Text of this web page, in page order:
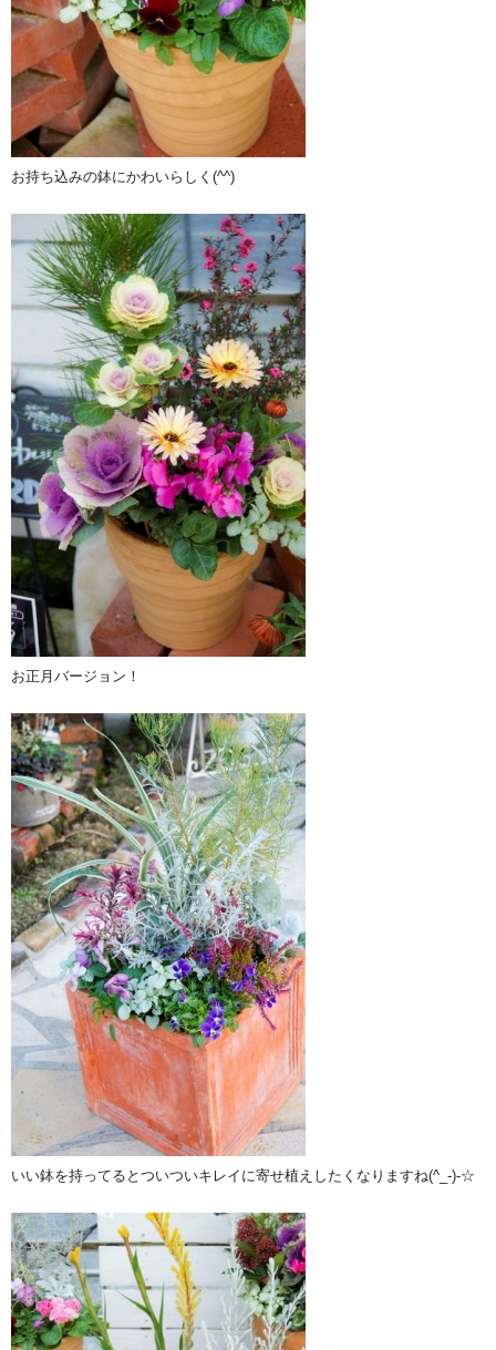
お持ち込みの鉢にかわいらしく(^^)
お正月バージョン！
いい鉢を持ってるとついついキレイに寄せ植えしたくなりますね(^_-)-☆